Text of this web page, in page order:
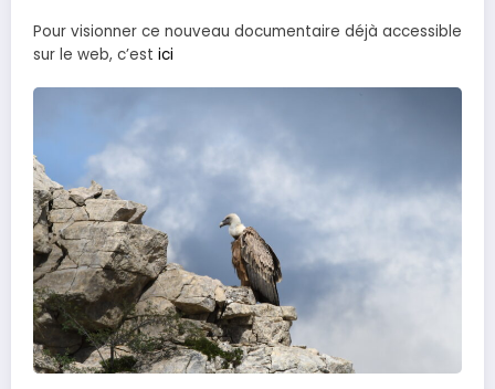
Pour visionner ce nouveau documentaire déjà accessible
sur le web, c’est ici